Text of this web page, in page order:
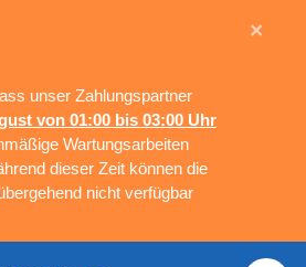
unser Zahlungspartner
von 01:00 bis 03:00 Uhr
Wartungsarbeiten
dieser Zeit können die
nicht verfügbar
×